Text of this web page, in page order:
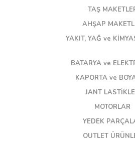
TAŞ
AHŞAP
YAKIT, YAĞ ve
BATARYA ve
KAPORTA ve
JANT
MOTORLAR
YEDEK
OUTLET